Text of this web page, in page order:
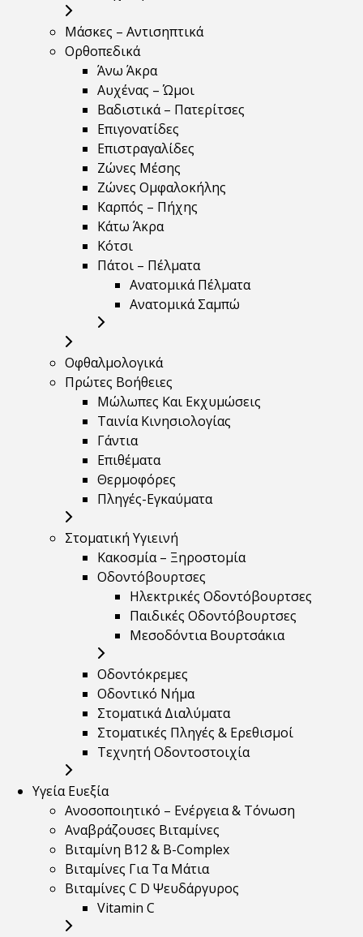
Μάσκες – Αντισηπτικά
Ορθοπεδικά
Άνω Άκρα
Αυχένας – Ώμοι
Βαδιστικά – Πατερίτσες
Επιγονατίδες
Επιστραγαλίδες
Ζώνες Μέσης
Ζώνες Ομφαλοκήλης
Καρπός – Πήχης
Κάτω Άκρα
Κότσι
Πάτοι – Πέλματα
Ανατομικά Πέλματα
Ανατομικά Σαμπώ
Οφθαλμολογικά
Πρώτες Βοήθειες
Μώλωπες Και Εκχυμώσεις
Ταινία Κινησιολογίας
Γάντια
Επιθέματα
Θερμοφόρες
Πληγές-Εγκαύματα
Στοματική Υγιεινή
Κακοσμία – Ξηροστομία
Οδοντόβουρτσες
Ηλεκτρικές Οδοντόβουρτσες
Παιδικές Οδοντόβουρτσες
Μεσοδόντια Βουρτσάκια
Οδοντόκρεμες
Οδοντικό Νήμα
Στοματικά Διαλύματα
Στοματικές Πληγές & Ερεθισμοί
Τεχνητή Οδοντοστοιχία
Υγεία Ευεξία
Ανοσοποιητικό – Ενέργεια & Τόνωση
Αναβράζουσες Βιταμίνες
Βιταμίνη B12 & Β-Complex
Βιταμίνες Για Τα Μάτια
Βιταμίνες C D Ψευδάργυρος
Vitamin C